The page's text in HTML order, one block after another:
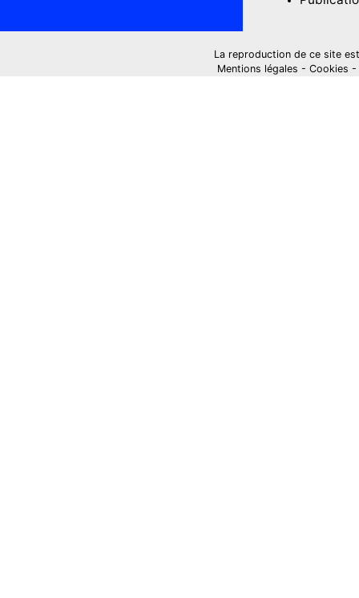
La reproduction de ce site
Mentions légales - Cookies -